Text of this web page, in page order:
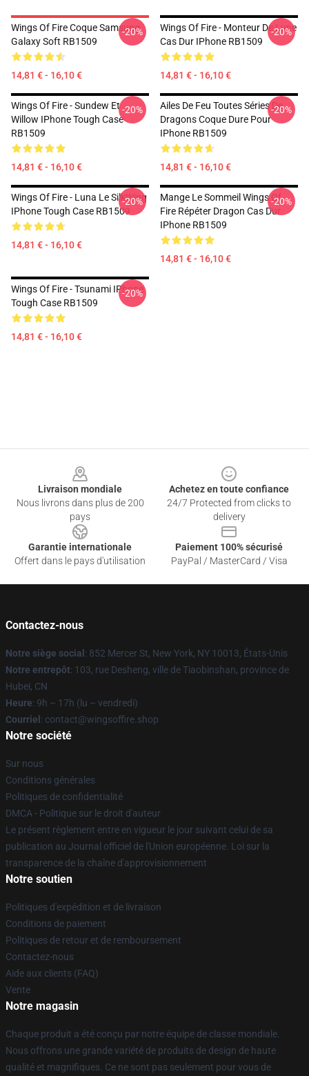
Wings Of Fire Coque Samsung
Galaxy Soft RB1509
14,81 € - 16,10 €
-20%
Wings Of Fire - Monteur De Lune
Cas Dur IPhone RB1509
14,81 € - 16,10 €
-20%
Wings Of Fire - Sundew Et
Willow IPhone Tough Case
RB1509
14,81 € - 16,10 €
-20%
Ailes De Feu Toutes Séries De
Dragons Coque Dure Pour
IPhone RB1509
14,81 € - 16,10 €
-20%
Wings Of Fire - Luna Le SilkWing
IPhone Tough Case RB1509
14,81 € - 16,10 €
-20%
Mange Le Sommeil Wings Of
Fire Répéter Dragon Cas Dur
IPhone RB1509
14,81 € - 16,10 €
-20%
Wings Of Fire - Tsunami IPhone
Tough Case RB1509
14,81 € - 16,10 €
-20%
Livraison mondiale
Nous livrons dans plus de 200
pays
Achetez en toute confiance
24/7 Protected from clicks to
delivery
Garantie internationale
Offert dans le pays d'utilisation
Paiement 100% sécurisé
PayPal / MasterCard / Visa
Contactez-nous
Notre siège social : 852 Mercer St, New York, NY 10013, États-Unis
Notre entrepôt: 103, rue Desheng, ville de Tiaobinshan, province de
Hubei, CN
Heure: 9h – 17h (lu – vendredi)
Courriel : contact@wingsoffire.shop
Notre société
Sur nous
Conditions générales
Politiques de confidentialité
DMCA - Politique sur le droit d'auteur
Le présent règlement entre en vigueur le jour suivant celui de sa
publication au Journal officiel de l'Union européenne. Loi sur la
transparence de la chaîne d'approvisionnement
Notre soutien
Politiques d'expédition et de livraison
Conditions de paiement
Politiques de retour et de remboursement
Contactez-nous
Aide aux clients (FAQ)
Vente
Notre magasin
Chaque produit a été conçu par notre équipe de classe mondiale.
Nous offrons une grande variété de produits de design de haute
qualité et magnifiques. Ce ne sont pas seulement pour vous de